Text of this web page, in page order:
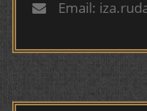
Email: